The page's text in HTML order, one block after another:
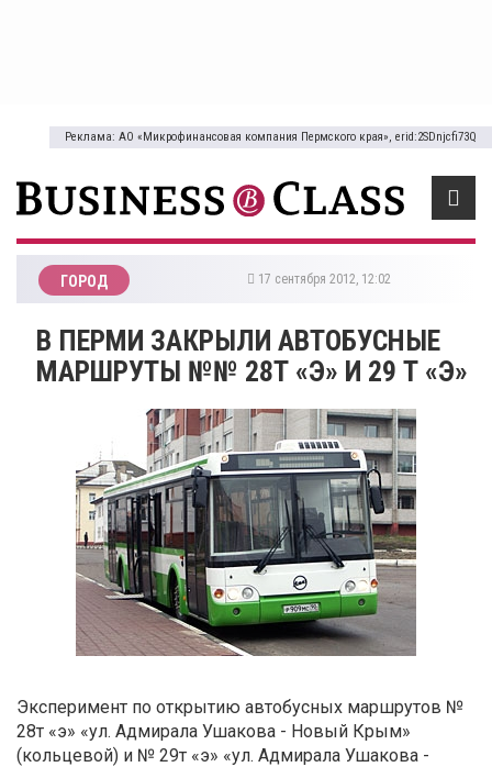
Реклама: АО «Микрофинансовая компания Пермского края», erid:2SDnjcfi73Q
ГОРОД 17 сентября 2012, 12:02
В ПЕРМИ ЗАКРЫЛИ АВТОБУСНЫЕ
МАРШРУТЫ №№ 28Т «Э» И 29 Т «Э»
Эксперимент по открытию автобусных маршрутов №
28т «э» «ул. Адмирала Ушакова - Новый Крым»
(кольцевой) и № 29т «э» «ул. Адмирала Ушакова -